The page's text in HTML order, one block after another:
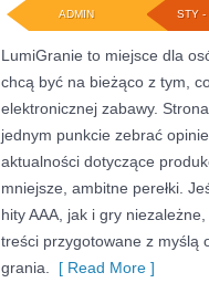
STY -
ADMIN
LumiGranie to miejsce dla
chcą być na bieżąco z tym,
elektronicznej zabawy.
jednym punkcie zebrać
aktualności dotyczące
mniejsze, ambitne perełki.
hity AAA, jak i gry
treści przygotowane z myślą
grania.
[ Read More ]